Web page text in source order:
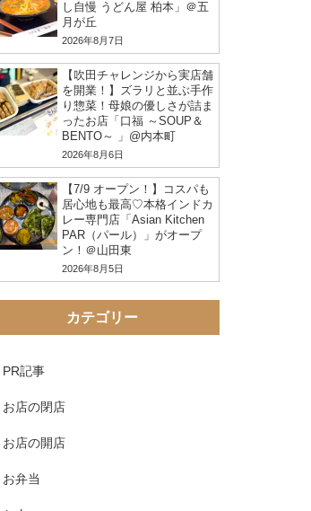
し自慢 うどん屋 柏本」＠五
月が丘
2026年8月7日
【吹田チャレンジから実店舗
を開業！】ズラリと並ぶ手作
り惣菜！母娘の優しさが詰ま
ったお店「口福 ～SOUP＆
BENTO～ 」@内本町
2026年8月6日
【7/9 オープン！】コスパも
居心地も最高♡本格インドカ
レー専門店「Asian Kitchen
PAR（パール）」がオープ
ン！＠山田東
2026年8月5日
カテゴリー
PR記事
お店の閉店
お店の開店
お弁当